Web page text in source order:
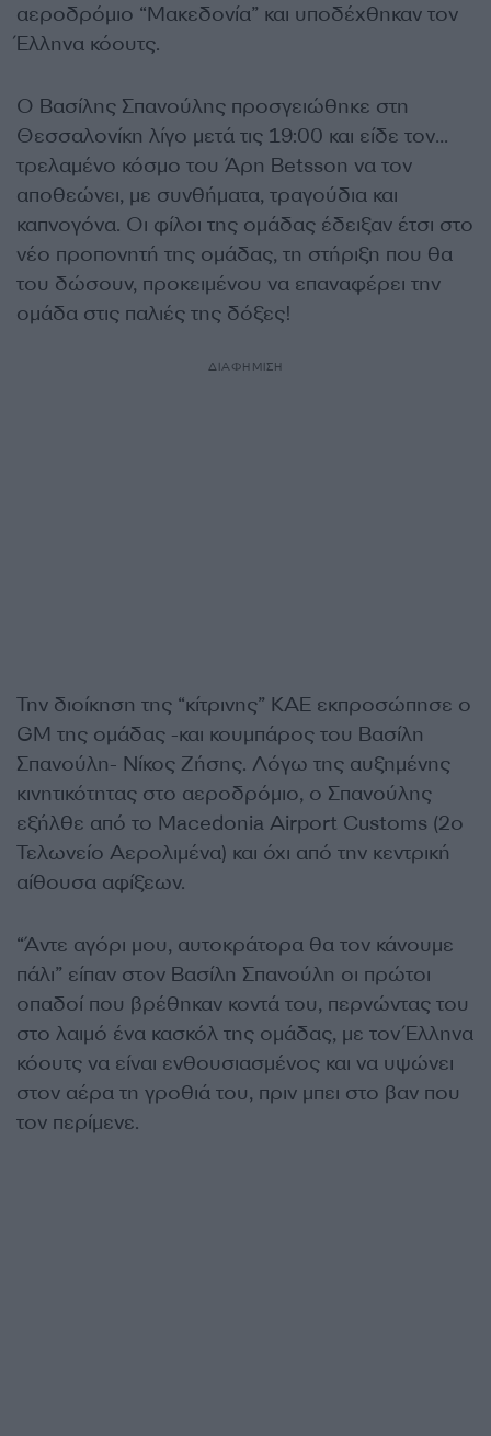
αεροδρόμιο “Μακεδονία” και υποδέχθηκαν τον
Έλληνα κόουτς.
Ο Βασίλης Σπανούλης προσγειώθηκε στη
Θεσσαλονίκη λίγο μετά τις 19:00 και είδε τον…
τρελαμένο κόσμο του Άρη Betsson να τον
αποθεώνει, με συνθήματα, τραγούδια και
καπνογόνα. Οι φίλοι της ομάδας έδειξαν έτσι στο
νέο προπονητή της ομάδας, τη στήριξη που θα
του δώσουν, προκειμένου να επαναφέρει την
ομάδα στις παλιές της δόξες!
ΔΙΑΦΗΜΙΣΗ
Την διοίκηση της “κίτρινης” ΚΑΕ εκπροσώπησε ο
GM της ομάδας -και κουμπάρος του Βασίλη
Σπανούλη- Νίκος Ζήσης. Λόγω της αυξημένης
κινητικότητας στο αεροδρόμιο, ο Σπανούλης
εξήλθε από το Macedonia Airport Customs (2ο
Τελωνείο Αερολιμένα) και όχι από την κεντρική
αίθουσα αφίξεων.
“Άντε αγόρι μου, αυτοκράτορα θα τον κάνουμε
πάλι” είπαν στον Βασίλη Σπανούλη οι πρώτοι
οπαδοί που βρέθηκαν κοντά του, περνώντας του
στο λαιμό ένα κασκόλ της ομάδας, με τον Έλληνα
κόουτς να είναι ενθουσιασμένος και να υψώνει
στον αέρα τη γροθιά του, πριν μπει στο βαν που
τον περίμενε.